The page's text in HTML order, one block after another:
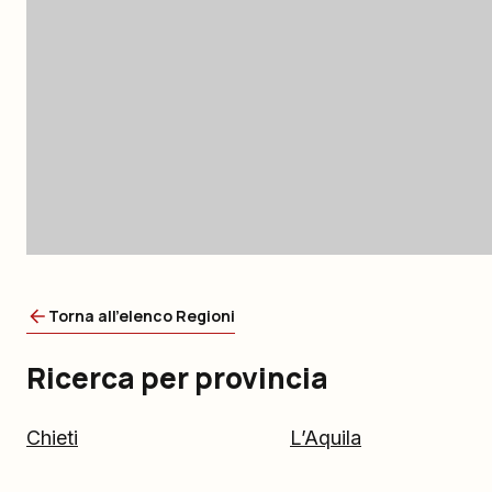
Torna all'elenco Regioni
Ricerca per provincia
Chieti L’Aquila